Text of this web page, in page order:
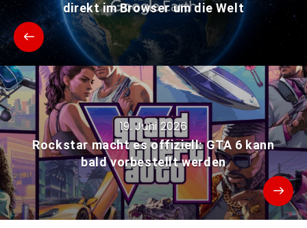
direkt im Browser um die Welt
19. Juni 2026
Rockstar macht es offiziell: GTA 6 kann
bald vorbestellt werden